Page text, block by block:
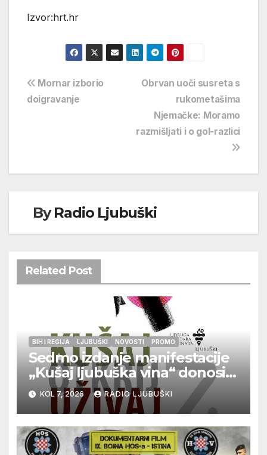
Izvor:hrt.hr
Navigacija
objava
Obrvan uoči susreta s
rukometašima
Njemačke: Moramo
razmišljati i o gol-razlici
Mornar izborio
doigravanje
ByRadio Ljubuški
Related Post
BIH I REGIJA LJUBUŠKI NOVOSTI PROMO
Sedmo izdanje manifestacije
„Kušaj ljubuška vina“ donosi
vrhunska vina, gastronomiju i
glazbu
KOL 7, 2026 RADIO LJUBUŠKI